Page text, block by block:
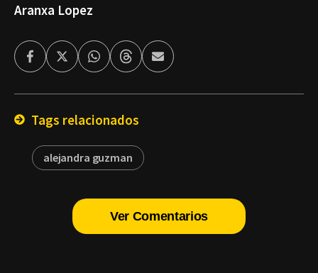
Aranxa Lopez
FacebookTwitterWhatsappThreadsEnviar
por
Tags relacionados
alejandra guzman
Ver Comentarios